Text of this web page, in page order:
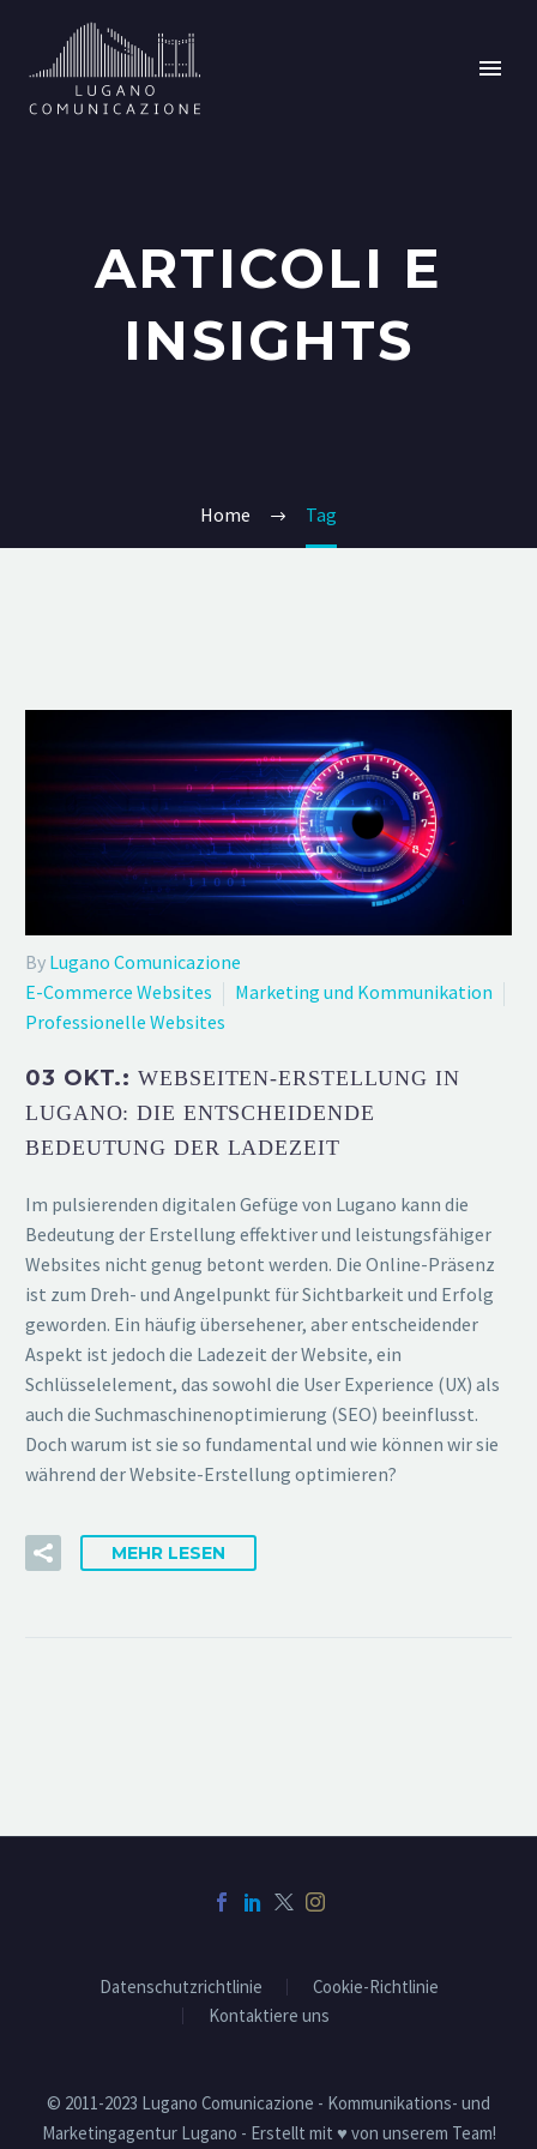
ARTICOLI E
INSIGHTS
Home Tag
By Lugano Comunicazione
E-Commerce Websites
Marketing und Kommunikation
Professionelle Websites
03 OKT.:WEBSEITEN-ERSTELLUNG IN
LUGANO: DIE ENTSCHEIDENDE
BEDEUTUNG DER LADEZEIT
Im pulsierenden digitalen Gefüge von Lugano kann die
Bedeutung der Erstellung effektiver und leistungsfähiger
Websites nicht genug betont werden. Die Online-Präsenz
ist zum Dreh- und Angelpunkt für Sichtbarkeit und Erfolg
geworden. Ein häufig übersehener, aber entscheidender
Aspekt ist jedoch die Ladezeit der Website, ein
Schlüsselelement, das sowohl die User Experience (UX) als
auch die Suchmaschinenoptimierung (SEO) beeinflusst.
Doch warum ist sie so fundamental und wie können wir sie
während der Website-Erstellung optimieren?
MEHR LESEN
Datenschutzrichtlinie
Cookie-Richtlinie
Kontaktiere uns
© 2011-2023 Lugano Comunicazione - Kommunikations- und
Marketingagentur Lugano - Erstellt mit ♥ von unserem Team!